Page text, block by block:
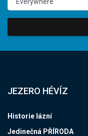
JEZERO HÉVÍZ
Historie lázní
Jedinečná PŘÍRODA